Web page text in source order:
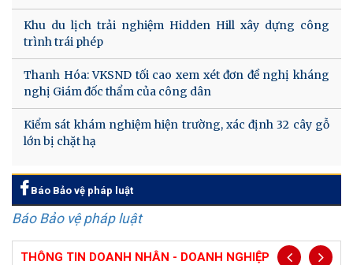
Khu du lịch trải nghiệm Hidden Hill xây dựng công
trình trái phép
Thanh Hóa: VKSND tối cao xem xét đơn đề nghị kháng
nghị Giám đốc thẩm của công dân
Kiểm sát khám nghiệm hiện trường, xác định 32 cây gỗ
lớn bị chặt hạ
Báo Bảo vệ pháp luật
Báo Bảo vệ pháp luật
THÔNG TIN DOANH NHÂN - DOANH NGHIỆP